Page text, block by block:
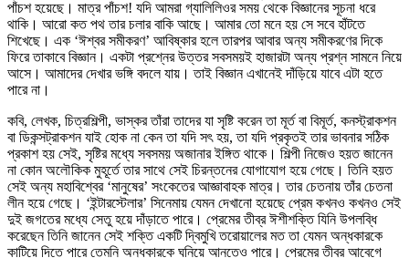
পাঁচশ হয়েছে। মাত্র পাঁচশ! যদি আমরা গ্যালিলিওর সময় থেকে বিজ্ঞানের সূচনা ধরে
থাকি। আরো কত পথ তার চলার বাকি আছে। আমার তো মনে হয় সে সবে হাঁটতে
শিখেছে। এক ‘ঈশ্বর সমীকরণ’ আবিষ্কার হলে তারপর আবার অন্য সমীকরণের দিকে
ফিরে তাকাবে বিজ্ঞান। একটা প্রশ্নের উত্তর সবসময়ই হাজারটা অন্য প্রশ্ন সামনে নিয়ে
আসে। আমাদের দেখার ভঙ্গি বদলে যায়। তাই বিজ্ঞান এখানেই দাঁড়িয়ে যাবে এটা হতে
পারে না।
কবি, লেখক, চিত্রশিল্পী, ভাস্কর তাঁরা তাদের যা সৃষ্টি করেন তা মূর্ত বা বিমূর্ত, কনস্ট্রাকশন
বা ডিকন্সট্রাকশন যাই হোক না কেন তা যদি সৎ হয়, তা যদি প্রকৃতই তার ভাবনার সঠিক
প্রকাশ হয় সেই, সৃষ্টির মধ্যে সবসময় অজানার ইঙ্গিত থাকে। শিল্পী নিজেও হয়ত জানেন
না কোন অলৌকিক মুহূর্তে তার সাথে সেই চিরন্তনের যোগাযোগ হয়ে গেছে। তিনি হয়ত
সেই অন্য মহাবিশ্বের ‘মানুষের’ সংকেতের আজ্ঞাবাহক মাত্র। তার চেতনায় তাঁর চেতনা
লীন হয়ে গেছে। ‘ইন্টারস্টেলার’ সিনেমায় যেমন দেখানো হয়েছে প্রেম কখনও কখনও সেই
দুই জগতের মধ্যে সেতু হয়ে দাঁড়াতে পারে। প্রেমের তীব্র ঈশীশক্তি যিনি উপলব্ধি
করেছেন তিনি জানেন সেই শক্তি একটি দ্বিমুখি তরোয়ালের মত তা যেমন অন্ধকারকে
কাটিয়ে দিতে পারে তেমনি অন্ধকারকে ঘনিয়ে আনতেও পারে। প্রেমের তীব্র আবেগে